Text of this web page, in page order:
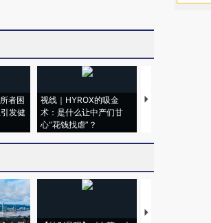
者困
发健
视线｜HYROX的吸金
术：是什么让中产们甘
心“花钱找虐”？
马航飞行员跨国
【推广】走进第